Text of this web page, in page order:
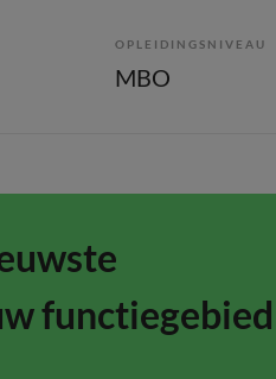
OPLEIDINGSNIVEAU
MBO
functiegebied